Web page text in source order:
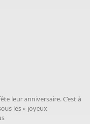
leur anniversaire. C’est à
les « joyeux